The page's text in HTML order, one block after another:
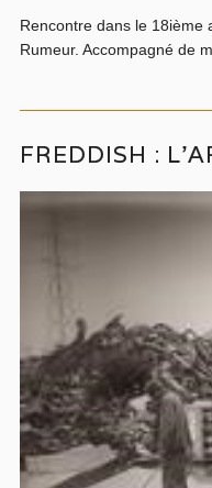
Rencontre dans le 18ième
Rumeur. Accompagné de
FREDDISH :